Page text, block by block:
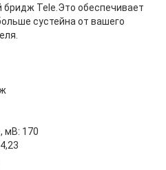
Tele.Это обеспечивает
сустейна от вашего
мВ: 170